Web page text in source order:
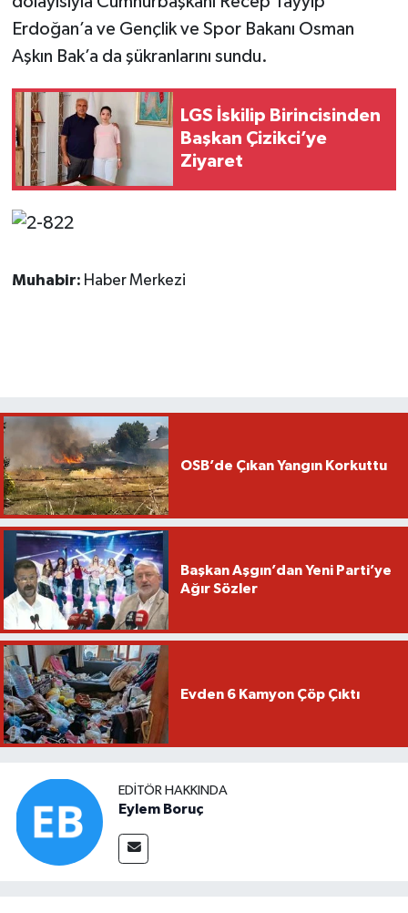
Erdoğan’a ve Gençlik ve Spor Bakanı Osman
Aşkın Bak’a da şükranlarını sundu.
LGS İskilip Birincisinden
Başkan Çizikci’ye
Ziyaret
Muhabir: Haber Merkezi
OSB’de Çıkan Yangın Korkuttu
Başkan Aşgın’dan Yeni Parti’ye
Ağır Sözler
Evden 6 Kamyon Çöp Çıktı
EDITÖR HAKKINDA
Eylem Boruç